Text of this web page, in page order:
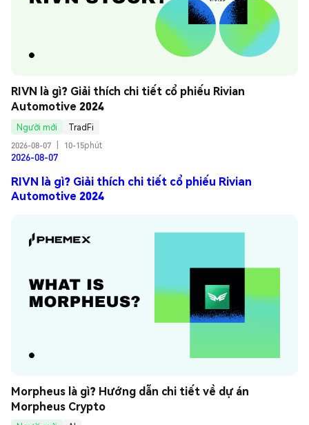
RIVN là gì? Giải thích chi tiết cổ phiếu Rivian
Automotive 2024
Người mới
TradFi
2026-08-07
10-15phút
2026-08-07
RIVN là gì? Giải thích chi tiết cổ phiếu Rivian
Automotive 2024
Morpheus là gì? Hướng dẫn chi tiết về dự án
Morpheus Crypto